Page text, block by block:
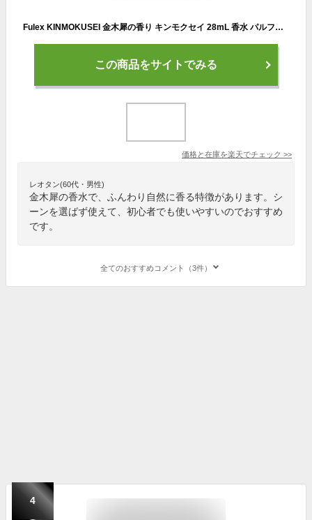
Fulex KINMOKUSEI 金木犀の香り キンモクセイ 28mL 香水 パルファム メンズ レディース ユニセックス 男女兼用 スプレータイプ
この商品をサイトでみる
価格と在庫を楽天でチェック >>
レオタン(60代・男性)
金木犀の香水で、ふんわり自然に香る特徴があります。シ
ーンを選ばず使えて、初心者でも使いやすいのでおすすめ
です。
全てのおすすめコメント（3件）
4